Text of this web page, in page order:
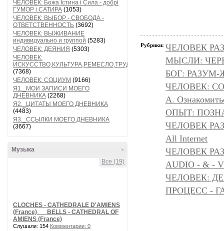
ЧЕЛОВЕК: Божа Істина і Сила - добрі
ГУМОР і САТИРА (1053)
ЧЕЛОВЕК: ВЫБОР - СВОБОДА -
ОТВЕТСТВЕННОСТЬ (3692)
ЧЕЛОВЕК: ВЫЖИВАНИЕ
индивидуально и группой (5283)
ЧЕЛОВЕК: ДЕЯНИЯ (5303)
ЧЕЛОВЕК:
ИСКУССТВО,КУЛЬТУРА,РЕМЕСЛО,ТРУД
(7368)
ЧЕЛОВЕК: СОЦИУМ (9166)
Я1._МОИ ЗАПИСИ МОЕГО
ДНЕВНИКА (2268)
Я2._ЦИТАТЫ МОЕГО ДНЕВНИКА
(4483)
Я3._ССЫЛКИ МОЕГО ДНЕВНИКА
(3667)
-
Музыка
Все (19)
CLOCHES - CATHEDRALE D'AMIENS
(France) __ BELLS - CATHEDRAL OF
AMIENS (France)
Слушали: 154 Комментарии: 0
Рубрики: ЧЕЛОВЕК
МЫСЛИ:
БОГ:
ЧЕЛОВЕК:
А.
ОПЫТ:
ЧЕЛОВЕК
All Internet
ЧЕЛОВЕК
AUDIO - & -
ЧЕЛОВЕК:
ПРОЦЕСС -